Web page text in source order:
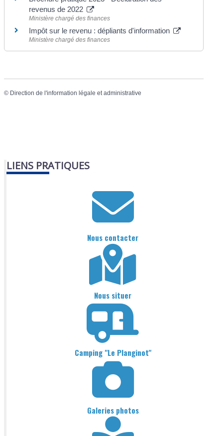
revenus de 2022
Ministère chargé des finances
Impôt sur le revenu : dépliants d'information
Ministère chargé des finances
© Direction de l'information légale et administrative
LIENS PRATIQUES
Nous contacter
Nous situer
Camping "Le Planginot"
Galeries photos